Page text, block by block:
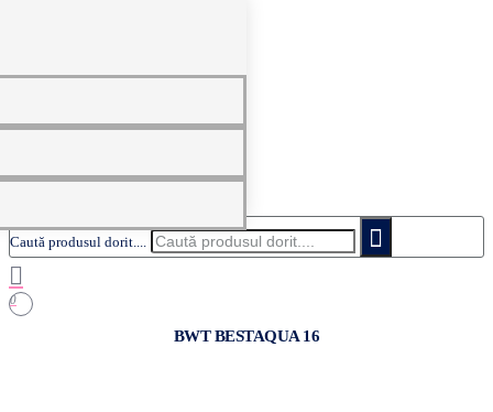
Caută produsul dorit....
0
BWT BESTAQUA 16